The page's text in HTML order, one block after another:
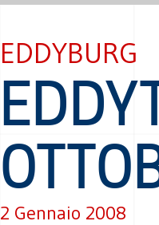
EDDYBURG
2 Gennaio 2008